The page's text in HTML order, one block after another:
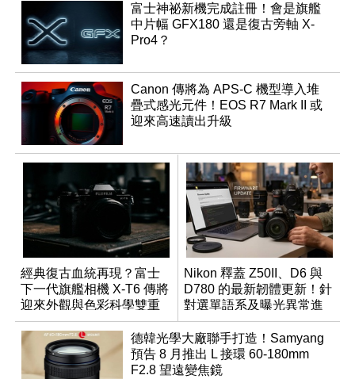
富士神祕新機完成註冊！會是旗艦
中片幅 GFX180 還是復古旁軸 X-
Pro4？
Canon 傳將為 APS-C 機型導入堆
疊式感光元件！EOS R7 Mark II 或
迎來高速讀出升級
經典復古血統再現？富士
下一代旗艦相機 X-T6 傳將
迎來外觀與色彩科學雙重
優化
Nikon 釋蓋 Z50II、D6 與
D780 的最新韌體更新！針
對選單語系及曝光異常進
行修復
德韓光學大廠聯手打造！Samyang
預告 8 月推出 L 接環 60-180mm
F2.8 望遠變焦鏡